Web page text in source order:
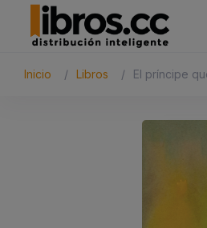
Inicio Libros El príncipe